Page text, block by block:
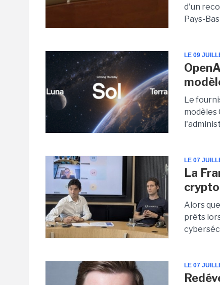
d'un
Pays-
LE 09
Le
modèles
LE 07
La
Alors
prêts
LE 07